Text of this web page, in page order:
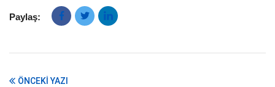
Paylaş:
ÖNCEKI YAZI